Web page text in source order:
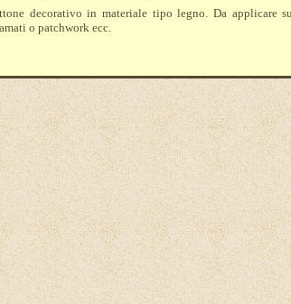
decorativo in materiale tipo legno. Da applicare
o patchwork ecc.